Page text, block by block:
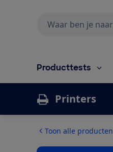
Producttests
Printers
Toon alle producten